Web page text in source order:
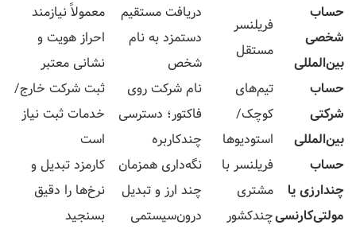
حساب
شخصی
بین‌المللی
فریلنسر
مستقل
دریافت مستقیم
دستمزد به نام
شخص
معمولاً نیازمند
احراز هویت و
نشانی معتبر
حساب
شرکتی
بین‌المللی
تیم‌های
کوچک/
استودیوها
نام شرکت روی
فاکتور؛ دسترسی
چندکاربره
ثبت شرکت خارج/
خدمات ثبت نیاز
است
حساب
چندارزی یا
مولتی‌کارنسی
فریلنسر با
مشتری
چندکشور
نگه‌داری همزمان
چند ارز و تبدیل
درون‌سیستمی
کارمزد تبدیل و
نرخ‌ها را دقیق
بسنجید